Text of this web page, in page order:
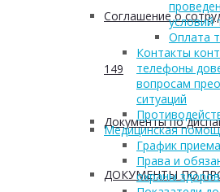
Соглашение о
149
Документы по
ДОКУМЕНТЫ ПО
условий
Оплата
Контакты
телефоны
вопросам
ситуаций
Медицинская
График
Права и
охраны